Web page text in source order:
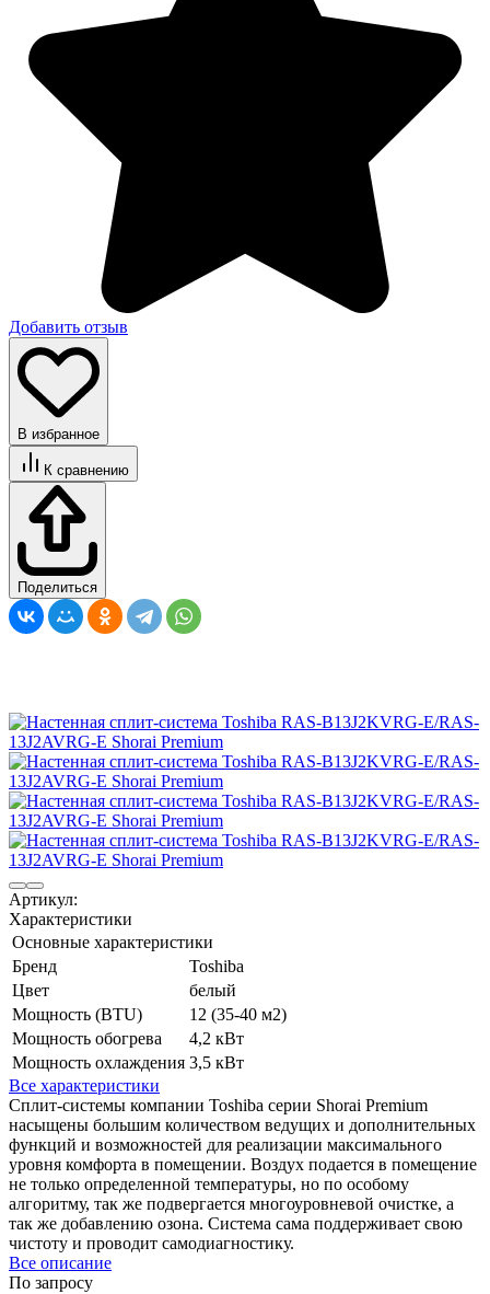
Добавить отзыв
В избранное
К сравнению
Поделиться
Артикул:
Характеристики
Основные характеристики
Бренд
Toshiba
Цвет
белый
Мощность (BTU)
12 (35-40 м2)
Мощность обогрева
4,2 кВт
Мощность охлаждения 3,5 кВт
Все характеристики
Сплит-системы компании Toshiba серии Shorai Premium
насыщены большим количеством ведущих и дополнительных
функций и возможностей для реализации максимального
уровня комфорта в помещении. Воздух подается в помещение
не только определенной температуры, но по особому
алгоритму, так же подвергается многоуровневой очистке, а
так же добавлению озона. Система сама поддерживает свою
чистоту и проводит самодиагностику.
Все описание
По запросу